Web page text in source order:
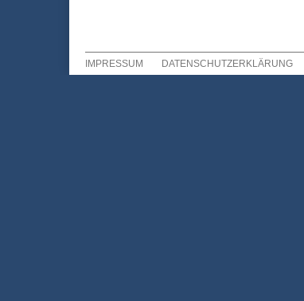
IMPRESSUM DATENSCHUTZERKLÄRUNG